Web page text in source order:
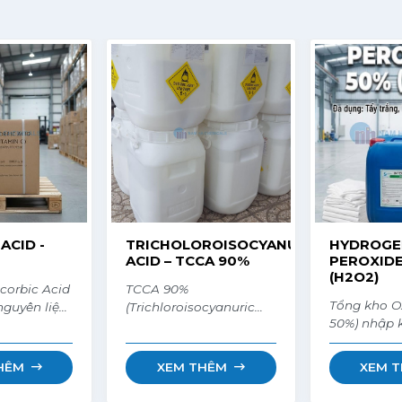
-
Acid
liệu
sức đề
lệ chết
hồi
TRICHOLOROISOCYANURIC
ACID – TCCA 90%
TCCA 90%
(Trichloroisocyanuric
Quốc. Chuyên dùng diệt
khuẩn nước, xử lý đáy
ao tôm, trị nấm nhớt cá
XEM THÊM
(H2O2)
Tổng kho
50%) nhập
Lan/Hàn
dùng cấp
đầu, cung
XEM